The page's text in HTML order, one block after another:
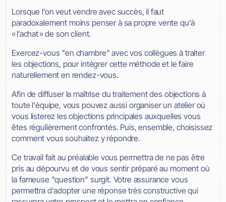
Lorsque l’on veut vendre avec succès, il faut
paradoxalement moins penser à sa propre vente qu’à
« l’achat » de son client.
Exercez-vous "en chambre" avec vos collègues à traiter
les objections, pour intégrer cette méthode et le faire
naturellement en rendez-vous.
Afin de diffuser la maîtrise du traitement des objections à
toute l'équipe, vous pouvez aussi organiser un atelier où
vous listerez les objections principales auxquelles vous
êtes régulièrement confrontés. Puis, ensemble, choisissez
comment vous souhaitez y répondre.
Ce travail fait au préalable vous permettra de ne pas être
pris au dépourvu et de vous sentir préparé au moment où
la fameuse "question" surgit. Votre assurance vous
permettra d'adopter une réponse très constructive qui